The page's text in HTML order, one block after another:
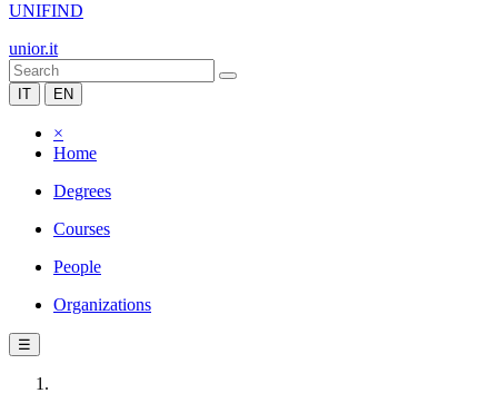
UNIFIND
unior.it
IT EN
×
Home
Degrees
Courses
People
Organizations
☰